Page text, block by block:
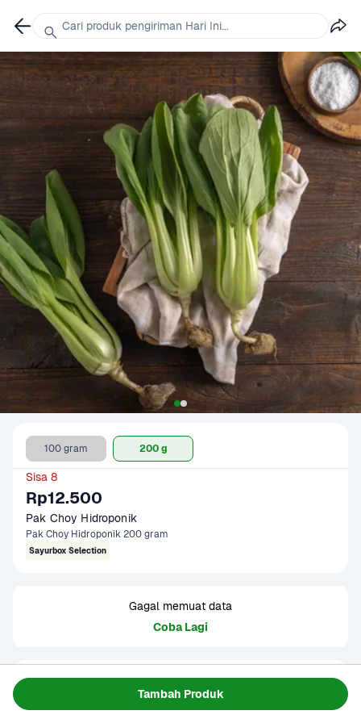
Tambah Produk
100 gram 200 g
Sisa 8
Rp12.500
Pak Choy Hidroponik
Pak Choy Hidroponik 200 gram
Sayurbox Selection
Gagal memuat data
Coba Lagi
Informasi Produk
Ditanam secara hidroponik. Lebih sehat, segar, dan
Cari produk pengiriman Hari Ini...